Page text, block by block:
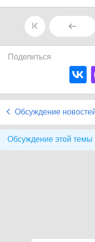
Поделиться
Обсуждение
Обсуждение этой